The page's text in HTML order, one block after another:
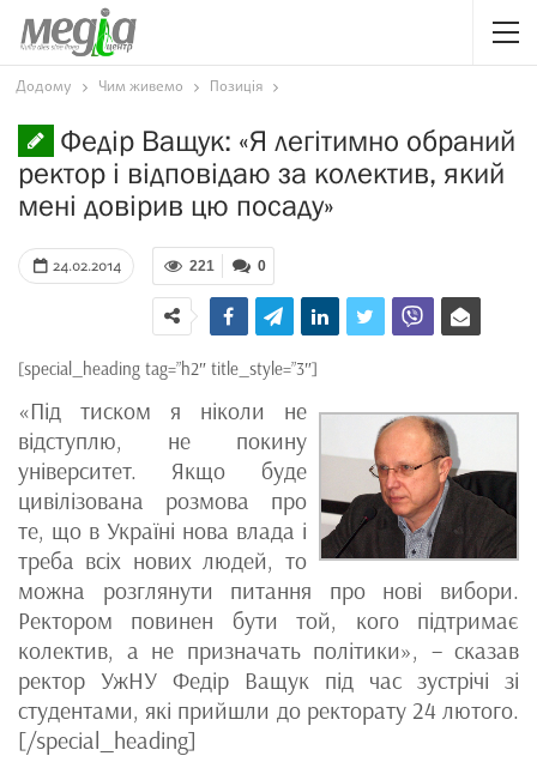
Додому Чим живемо Позиція
Федір Ващук: «Я легітимно обраний
ректор і відповідаю за колектив, який
мені довірив цю посаду»
24.02.2014 0
221
[special_heading tag=”h2″ title_style=”3″]
«Під тиском я ніколи не
відступлю, не покину
університет. Якщо буде
цивілізована розмова про
те, що в Україні нова влада і
треба всіх нових людей, то
можна розглянути питання про нові вибори.
Ректором повинен бути той, кого підтримає
колектив, а не призначать політики», – сказав
ректор УжНУ Федір Ващук під час зустрічі зі
студентами, які прийшли до ректорату 24 лютого.
[/special_heading]